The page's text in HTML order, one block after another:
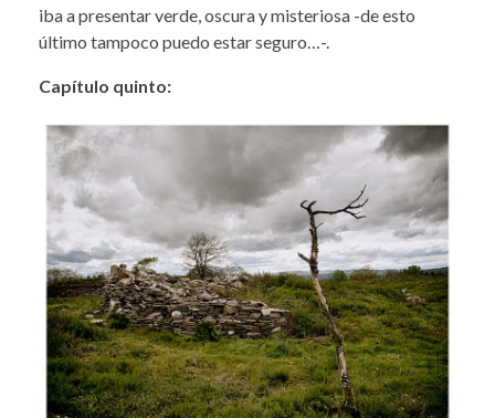
iba a presentar verde, oscura y misteriosa -de esto
último tampoco puedo estar seguro…-.
Capítulo quinto: